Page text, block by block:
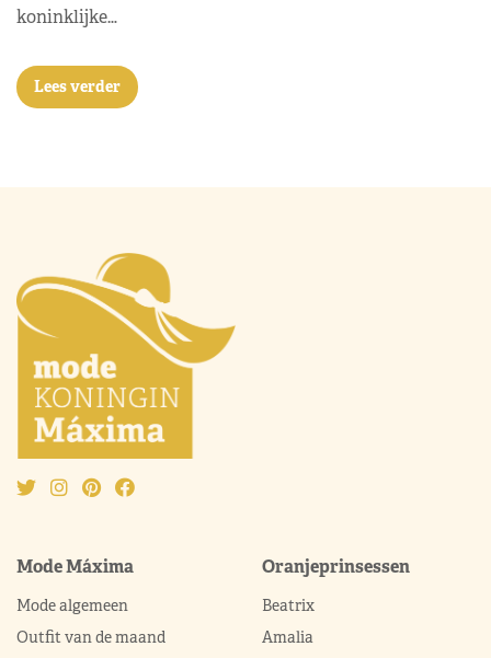
koninklijke…
Lees verder
Mode Máxima
Mode algemeen
Outfit van de maand
Oranjeprinsessen
Beatrix
Amalia